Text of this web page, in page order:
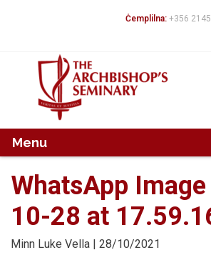
Fittex:
Ċemplilna: +356
Menu
WhatsApp
10-28 at
Minn Luke Vella | 28/10/2021